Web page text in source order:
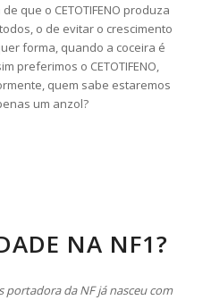
que o CETOTIFENO produza
o de evitar o crescimento
forma, quando a coceira é
preferimos o CETOTIFENO,
quem sabe estaremos
um anzol?
NA NF1?
portadora da NF já nasceu com